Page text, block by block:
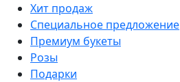
Хит продаж
Специальное предложение
Премиум букеты
Розы
Подарки